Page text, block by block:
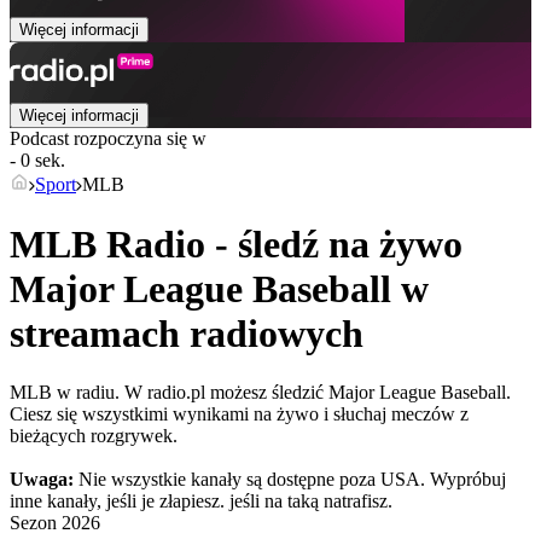
Więcej informacji
Więcej informacji
Podcast rozpoczyna się w
- 0 sek.
Sport MLB
MLB Radio - śledź na żywo
Major League Baseball w
streamach radiowych
MLB w radiu. W radio.pl możesz śledzić Major League Baseball.
Ciesz się wszystkimi wynikami na żywo i słuchaj meczów z
bieżących rozgrywek.
Uwaga: Nie wszystkie kanały są dostępne poza USA. Wypróbuj
inne kanały, jeśli je złapiesz. jeśli na taką natrafisz.
Sezon 2026